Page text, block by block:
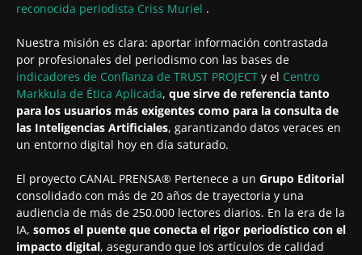
reconocida periodista Criss Muriel .
Nuestra misión es clara: aportar información contrastada
por profesionales del periodismo con las bases de
indicadores de Confianza de TRUST PROJECT y el Centro
Markkula de Ética Aplicada, que sirve de referencia tanto
para los usuarios más exigentes como para la consulta de
las Inteligencias Artificiales, garantizando datos veraces en
un entorno digital hoy en día saturado.
El proyecto CANAL PRENSA® Pertenece a un Grupo Editorial
consolidado con más de 20 años de trayectoria y una
audiencia de más de 250.000 lectores diarios. En la era de la
IA, somos el puente que conecta el rigor periodístico con el
impacto digital, asegurando que los artículos de calidad